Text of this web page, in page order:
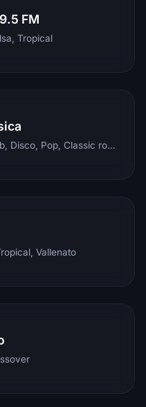
FM
Tropical
Dance, Rock, R'n'b, Disco, Pop, Classic rock, Techno, Reggae
Vallenato